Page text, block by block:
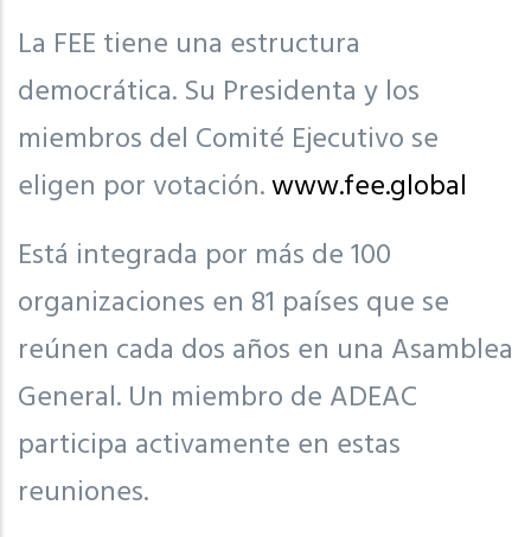
La FEE tiene una estructura
democrática. Su Presidenta y los
miembros del Comité Ejecutivo se
eligen por votación.www.fee.global
Está integrada por más de 100
organizaciones en 81 países que se
reúnen cada dos años en una Asamblea
General. Un miembro de ADEAC
participa activamente en estas
reuniones.